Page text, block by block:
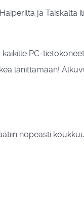
ja Taiskalta
PC-
lanittamaan!
nopeasti